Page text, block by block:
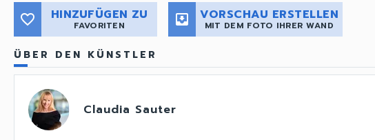
favorite_border HINZUFÜGEN ZU
FAVORITEN move_to_inbox VORSCHAU ERSTELLEN
MIT DEM FOTO IHRER WAND
ÜBER DEN KÜNSTLER
Claudia Sauter